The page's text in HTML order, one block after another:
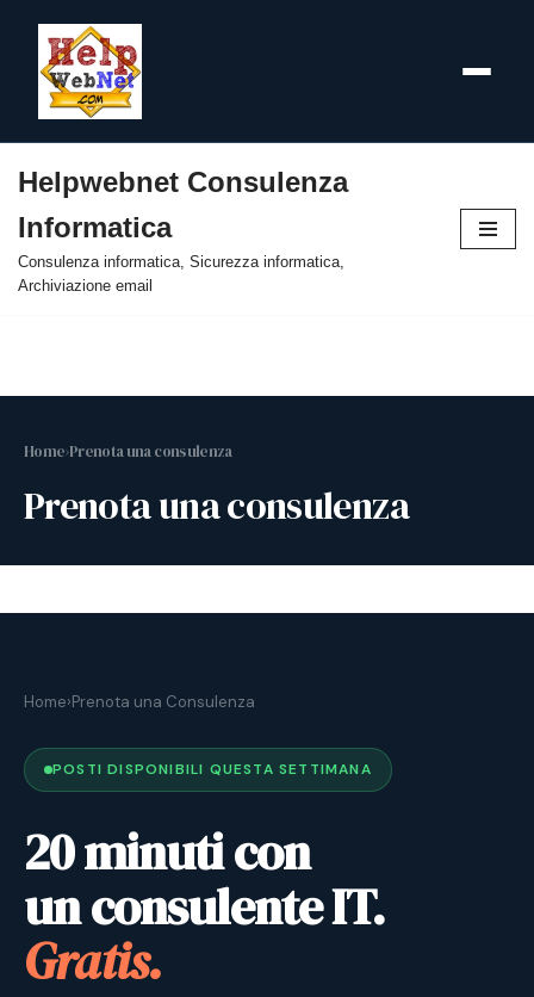
al
contenuto
Helpwebnet Consulenza
Informatica
Consulenza informatica, Sicurezza informatica,
Archiviazione email
Home›Prenota una consulenza
Prenota una consulenza
Home›Prenota una Consulenza
POSTI DISPONIBILI QUESTA SETTIMANA
20 minuti con
un consulente IT.
Gratis.